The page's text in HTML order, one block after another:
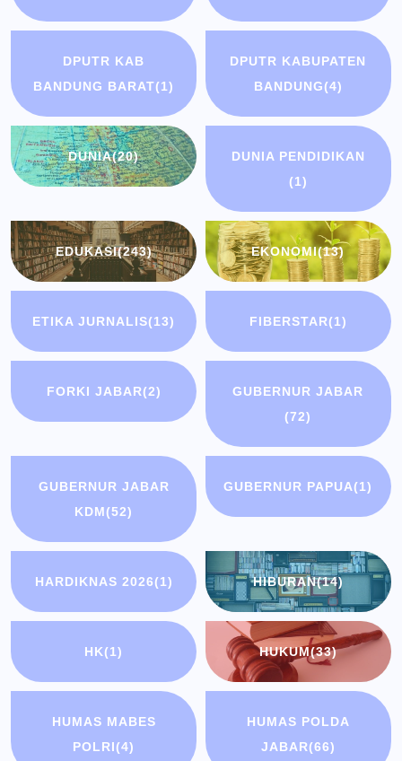
DPUTR KAB
BANDUNG BARAT(1)
DPUTR KABUPATEN
BANDUNG(4)
DUNIA(20)
DUNIA PENDIDIKAN
(1)
EDUKASI(243) EKONOMI(13)
ETIKA JURNALIS(13) FIBERSTAR(1)
FORKI JABAR(2)
GUBERNUR JABAR
(72)
GUBERNUR JABAR
KDM(52)
GUBERNUR PAPUA(1)
HARDIKNAS 2026(1) HIBURAN(14)
HK(1) HUKUM(33)
HUMAS MABES
POLRI(4)
HUMAS POLDA
JABAR(66)